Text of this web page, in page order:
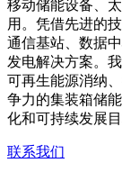
移动储能设备、
用。凭借先进的
通信基站、数据
发电解决方案。
可再生能源消纳
争力的集装箱储
化和可持续发展目
联系我们